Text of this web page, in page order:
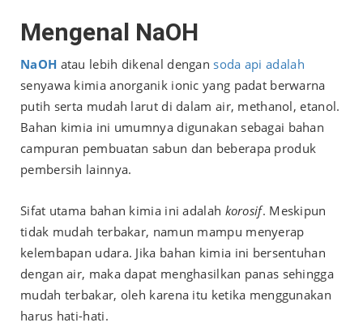
Mengenal NaOH
NaOH atau lebih dikenal dengan soda api adalah
senyawa kimia anorganik ionic yang padat berwarna
putih serta mudah larut di dalam air, methanol, etanol.
Bahan kimia ini umumnya digunakan sebagai bahan
campuran pembuatan sabun dan beberapa produk
pembersih lainnya.
Sifat utama bahan kimia ini adalah korosif. Meskipun
tidak mudah terbakar, namun mampu menyerap
kelembapan udara. Jika bahan kimia ini bersentuhan
dengan air, maka dapat menghasilkan panas sehingga
mudah terbakar, oleh karena itu ketika menggunakan
harus hati-hati.